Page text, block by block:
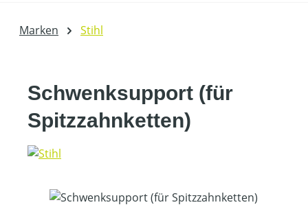
Marken Stihl
Schwenksupport (für
Spitzzahnketten)
Bildergalerie überspringen